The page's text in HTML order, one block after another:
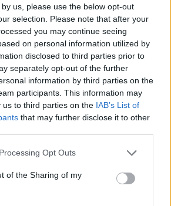
us, please use the below opt-out
selection. Please note that after your
you may continue seeing
on personal information utilized by
disclosed to third parties prior to
separately opt-out of the further
information by third parties on the
participants. This information may
us to third parties on the IAB’s List of
that may further disclose it to other
website/app uses one or more Google
or usage behaviour. You may click to
to Google and its third-party tags to
specified purposes in below Google
Opt Outs
of the Sharing of my
http://nerit.icap.gr/main.html
πίνακας κατάταξης των υποψηφίων
θέσεων δημοσιογράφων και 224 θέσεων
με σύμβαση εργασίας ιδιωτικού
στην Αθήνα και τη Θεσσαλονίκη. …
ΠΑΡΑΠΟΜΠΕΣ ,